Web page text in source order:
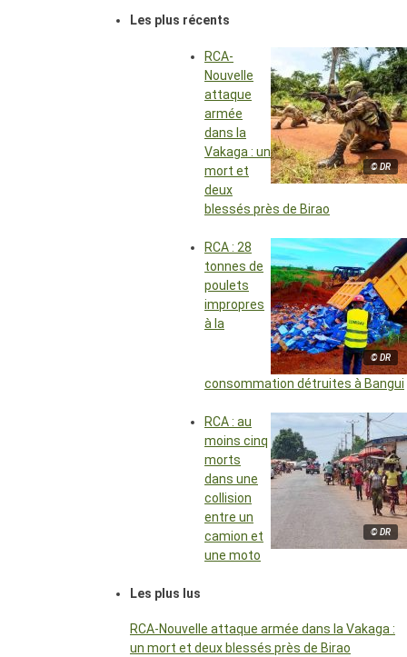
Les plus récents
© DR
RCA-
Nouvelle
attaque
armée
dans la
Vakaga : un
mort et
deux
blessés près de Birao
© DR
RCA : 28
tonnes de
poulets
impropres
à la
consommation détruites à Bangui
© DR
RCA : au
moins cinq
morts
dans une
collision
entre un
camion et
une moto
Les plus lus
RCA-Nouvelle attaque armée dans la Vakaga :
un mort et deux blessés près de Birao